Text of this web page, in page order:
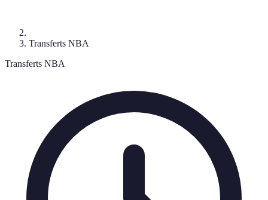
Transferts NBA
Transferts NBA